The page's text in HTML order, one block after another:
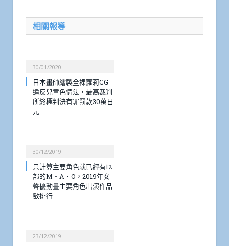
相關報導
30/01/2020
日本畫師繪製全裸蘿莉CG
違反兒童色情法，最高裁判
所終極判決有罪罰款30萬日
元
30/12/2019
只計算主要角色就已經有12
部的M・A・O，2019年女
聲優動畫主要角色出演作品
數排行
23/12/2019